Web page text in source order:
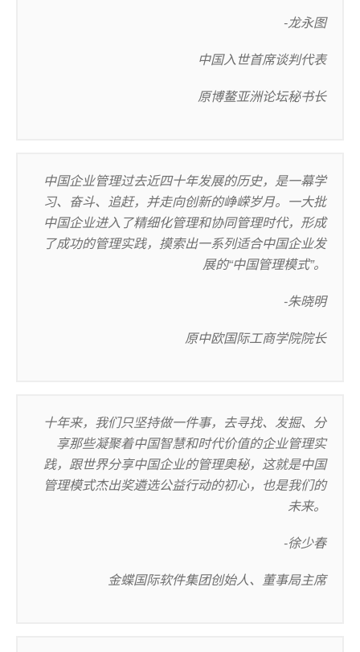
-龙永图
中国入世首席谈判代表
原博鳌亚洲论坛秘书长
中国企业管理过去近四十年发展的历史，是一幕学
习、奋斗、追赶，并走向创新的峥嵘岁月。一大批
中国企业进入了精细化管理和协同管理时代，形成
了成功的管理实践，摸索出一系列适合中国企业发
展的“中国管理模式”。
-朱晓明
原中欧国际工商学院院长
十年来，我们只坚持做一件事，去寻找、发掘、分
享那些凝聚着中国智慧和时代价值的企业管理实
践，跟世界分享中国企业的管理奥秘，这就是中国
管理模式杰出奖遴选公益行动的初心，也是我们的
未来。
-徐少春
金蝶国际软件集团创始人、董事局主席